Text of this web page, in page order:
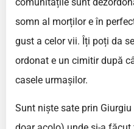
somn al morților e în
gust a celor vii. Îți poți da
ordonat e un cimitir după
casele urmașilor.
Sunt niște sate prin